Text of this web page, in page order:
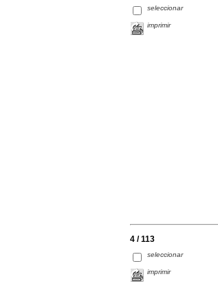
seleccionar
imprimir
4 / 113
seleccionar
imprimir